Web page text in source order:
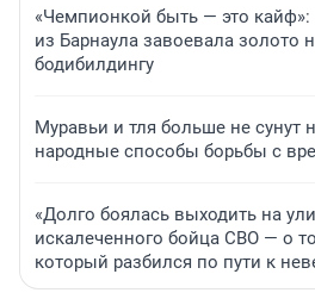
«Чемпионкой быть — это кайф»:
из Барнаула завоевала золото
бодибилдингу
Муравьи и тля больше не сунут
народные способы борьбы с
«Долго боялась выходить на
искалеченного бойца СВО — о
который разбился по пути к